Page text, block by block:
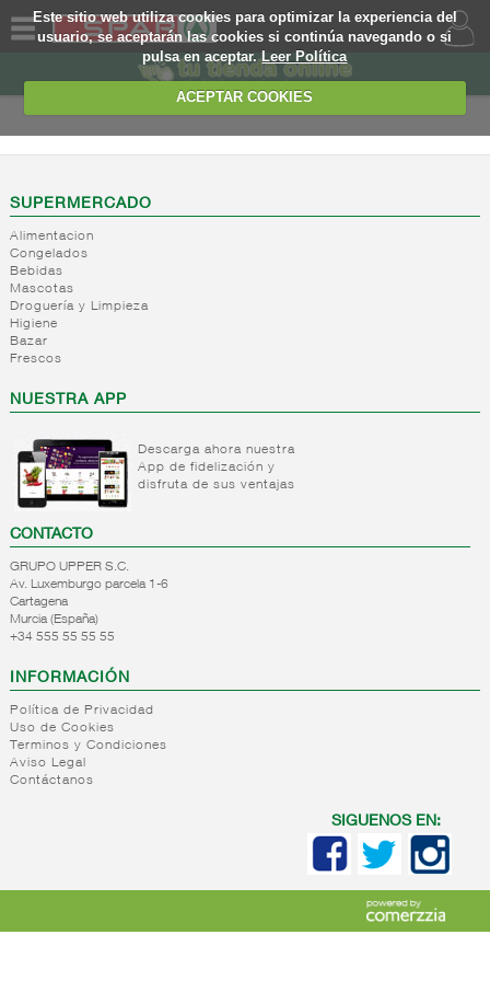
Este sitio web utiliza cookies para optimizar la experiencia del
usuario, se aceptarán las cookies si continúa navegando o si
pulsa en aceptar.Leer Política
ACEPTAR COOKIES
SOMOS
WEB
EJEMPLO
SUPERMERCADO
Alimentacion
Congelados
Bebidas
Mascotas
Droguería y Limpieza
Higiene
Bazar
Frescos
NUESTRA APP
Descarga ahora nuestra
App de fidelización y
disfruta de sus ventajas
CONTACTO
GRUPO UPPER S.C.
Av. Luxemburgo parcela 1-6
Cartagena
Murcia (España)
+34 555 55 55 55
INFORMACIÓN
Política de Privacidad
Uso de Cookies
Terminos y Condiciones
Aviso Legal
Contáctanos
SIGUENOS EN: